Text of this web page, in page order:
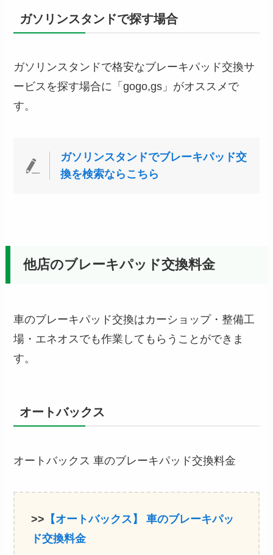
ガソリンスタンドで探す場合
ガソリンスタンドで格安なブレーキパッド交換サ
ービスを探す場合に「gogo,gs」がオススメで
す。
ガソリンスタンドでブレーキパッド交
換を検索ならこちら
他店のブレーキパッド交換料金
車のブレーキパッド交換はカーショップ・整備工
場・エネオスでも作業してもらうことができま
す。
オートバックス
オートバックス 車のブレーキパッド交換料金
>> 【オートバックス】車のブレーキパッ
ド交換料金